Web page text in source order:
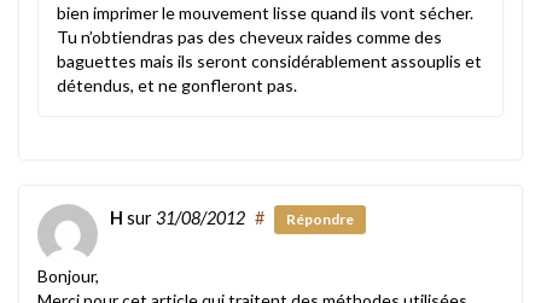
bien imprimer le mouvement lisse quand ils vont sécher.
Tu n’obtiendras pas des cheveux raides comme des
baguettes mais ils seront considérablement assouplis et
détendus, et ne gonfleront pas.
H sur31/08/2012 # Répondre
Bonjour,